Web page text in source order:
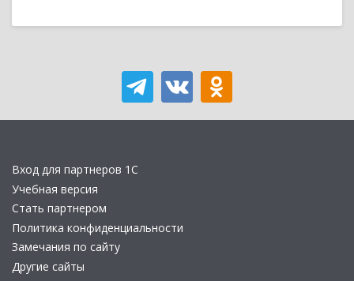
Вход для партнеров 1С
Учебная версия
Стать партнером
Политика конфиденциальности
Замечания по сайту
Другие сайты